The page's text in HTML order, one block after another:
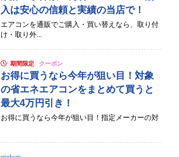
入は安心の信頼と実績の当店で！
エアコンを通販でご購入・買い替えなら、取り付
け・取り外...
期間限定 クーポン
お得に買うなら今年が狙い目！対象
の省エネエアコンをまとめて買うと
最大4万円引き！
お得に買うなら今年が狙い目！指定メーカーの対